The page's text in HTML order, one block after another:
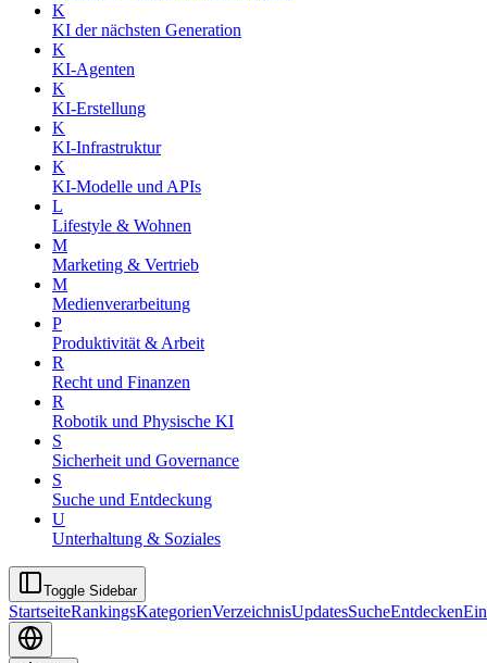
K
KI der nächsten Generation
K
KI-Agenten
K
KI-Erstellung
K
KI-Infrastruktur
K
KI-Modelle und APIs
L
Lifestyle & Wohnen
M
Marketing & Vertrieb
M
Medienverarbeitung
P
Produktivität & Arbeit
R
Recht und Finanzen
R
Robotik und Physische KI
S
Sicherheit und Governance
S
Suche und Entdeckung
U
Unterhaltung & Soziales
Toggle Sidebar
StartseiteRankingsKategorienVerzeichnisUpdatesSucheEntdecken